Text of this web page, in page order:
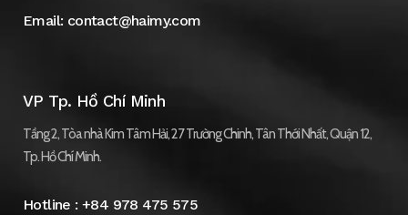
Email: contact@haimy.com
VP Tp. Hồ Chí Minh
Tầng 2, Tòa nhà Kim Tâm Hải, 27 Trường Chinh, Tân Thới Nhất, Quận 12,
Tp. Hồ Chí Minh.
Hotline :+84 978 475 575